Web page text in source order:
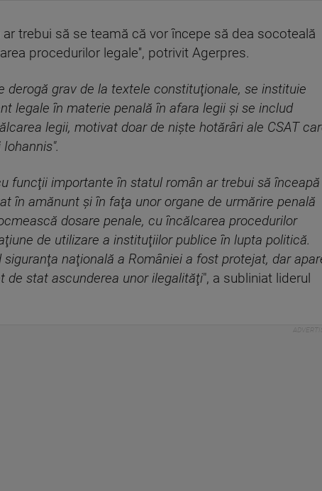
trebui să se teamă că vor începe să dea socoteală
procedurilor legale'', potrivit Agerpres.
derogă grav de la textele constituţionale, se instituie
legale în materie penală în afara legii şi se includ
legii, motivat doar de nişte hotărâri ale CSAT
funcţii importante în statul român ar trebui să înceapă
în amănunt şi în faţa unor organe de urmărire penală
dosare penale, cu încălcarea procedurilor
de utilizare a instituţiilor publice în lupta politică.
naţională a României a fost protejat, dar
de stat ascunderea unor ilegalităţi", a subliniat liderul